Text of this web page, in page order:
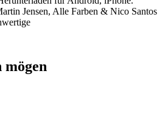
Jensen, Alle Farben & Nico Santos
mögen